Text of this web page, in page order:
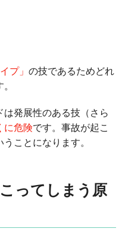
プ」 の技であるためどれ
発展性のある技（さら
に危険です。事故が起こ
ことになります。
ってしまう原